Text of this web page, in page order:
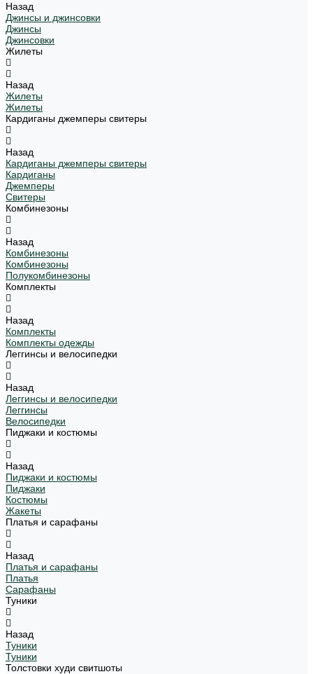
Назад
Джинсы и джинсовки
Джинсы
Джинсовки
Жилеты
Назад
Жилеты
Жилеты
Кардиганы джемперы свитеры
Назад
Кардиганы джемперы свитеры
Кардиганы
Джемперы
Свитеры
Комбинезоны
Назад
Комбинезоны
Комбинезоны
Полукомбинезоны
Комплекты
Назад
Комплекты
Комплекты одежды
Леггинсы и велосипедки
Назад
Леггинсы и велосипедки
Леггинсы
Велосипедки
Пиджаки и костюмы
Назад
Пиджаки и костюмы
Пиджаки
Костюмы
Жакеты
Платья и сарафаны
Назад
Платья и сарафаны
Платья
Сарафаны
Туники
Назад
Туники
Туники
Толстовки худи свитшоты